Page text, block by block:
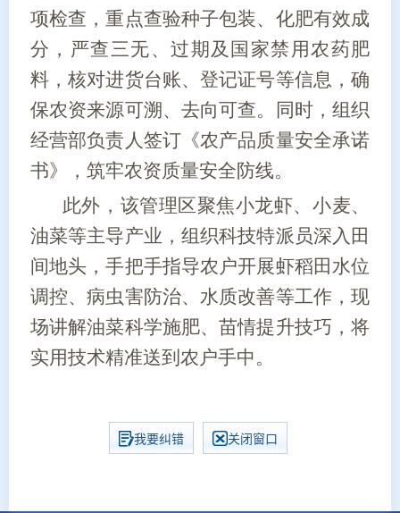
项检查，重点查验种子包装、化肥有效成
分，严查三无、过期及国家禁用农药肥
料，核对进货台账、登记证号等信息，确
保农资来源可溯、去向可查。同时，组织
经营部负责人签订《农产品质量安全承诺
书》，筑牢农资质量安全防线。
此外，该管理区聚焦小龙虾、小麦、
油菜等主导产业，组织科技特派员深入田
间地头，手把手指导农户开展虾稻田水位
调控、病虫害防治、水质改善等工作，现
场讲解油菜科学施肥、苗情提升技巧，将
实用技术精准送到农户手中。
我要纠错 关闭窗口